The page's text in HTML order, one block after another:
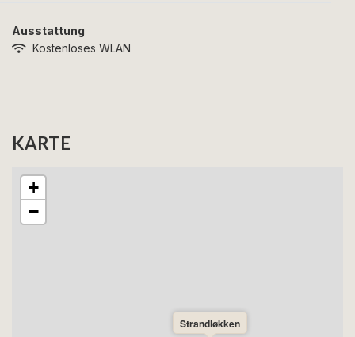
Ausstattung
Kostenloses WLAN
KARTE
Strandløkken
+
−